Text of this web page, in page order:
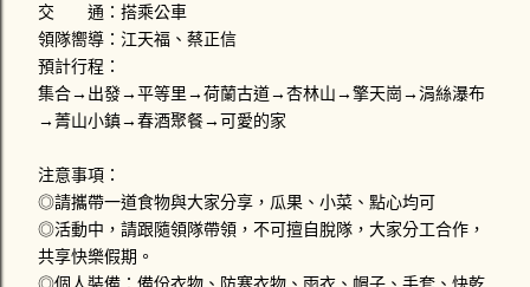
交 通：搭乘公車
領隊嚮導：江天福、蔡正信
預計行程：
集合→出發→平等里→荷蘭古道→杏林山→擎天崗→涓絲瀑布
→菁山小鎮→春酒聚餐→可愛的家
注意事項：
◎請攜帶一道食物與大家分享，瓜果、小菜、點心均可
◎活動中，請跟隨領隊帶領，不可擅自脫隊，大家分工合作，
共享快樂假期。